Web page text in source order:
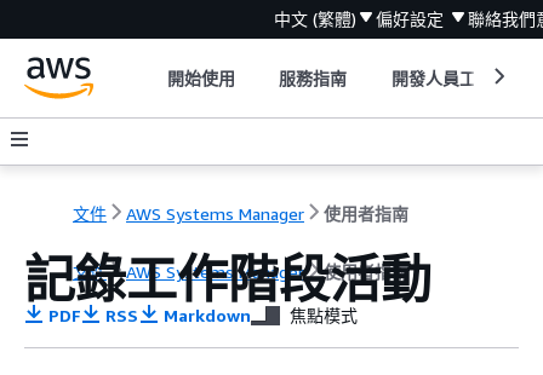
中文 (繁體) 偏好設定 聯絡我們
開始使用 服務指南 開發人員工具
文件 AWS Systems Manager 使用者指南
文件 AWS Systems Manager 使用者指南
記錄工作階段活動
PDF RSS Markdown 焦點模式